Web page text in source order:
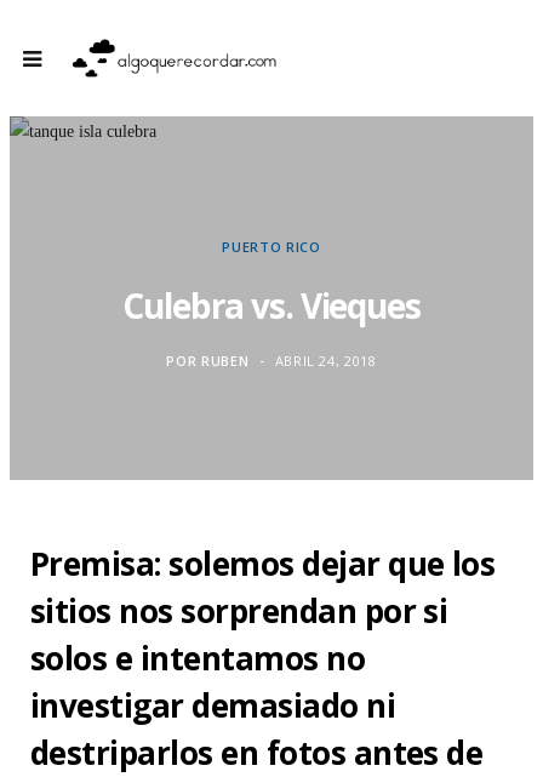
PUERTO RICO
Culebra vs. Vieques
POR RUBEN ABRIL 24, 2018
Premisa: solemos dejar que los
sitios nos sorprendan por si
solos e intentamos no
investigar demasiado ni
destriparlos en fotos antes de